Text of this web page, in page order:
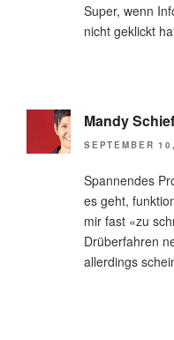
Super, wenn
nicht geklickt
Mandy
SEPTEMBER
Spannendes
es geht,
mir fast «zu
Drüberfahren
allerdings